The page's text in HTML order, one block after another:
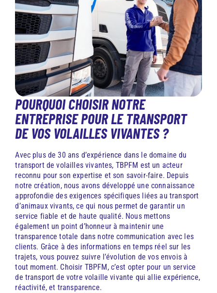
POURQUOI CHOISIR NOTRE
ENTREPRISE POUR LE TRANSPORT
DE VOS VOLAILLES VIVANTES ?
Avec plus de 30 ans d’expérience dans le domaine du
transport de volailles vivantes, TBPFM est un acteur
reconnu pour son expertise et son savoir-faire. Depuis
notre création, nous avons développé une connaissance
approfondie des exigences spécifiques liées au transport
d’animaux vivants, ce qui nous permet de garantir un
service fiable et de haute qualité. Nous mettons
également un point d’honneur à maintenir une
transparence totale dans notre communication avec les
clients. Grâce à des informations en temps réel sur les
trajets, vous pouvez suivre l’évolution de vos envois à
tout moment. Choisir TBPFM, c’est opter pour un service
de transport de votre volaille vivante qui allie expérience,
réactivité, et transparence.